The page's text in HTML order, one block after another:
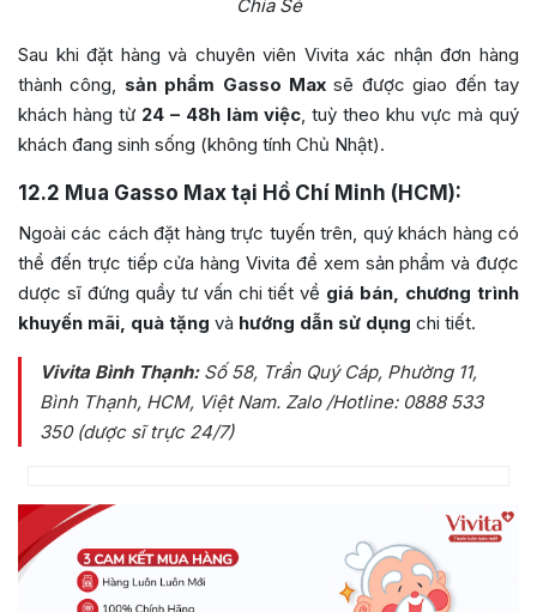
Chia Sẻ
Sau khi đặt hàng và chuyên viên Vivita xác nhận đơn hàng
thành công, sản phẩm Gasso Maxsẽ được giao đến tay
khách hàng từ 24 – 48h làm việc, tuỳ theo khu vực mà quý
khách đang sinh sống (không tính Chủ Nhật).
12.2 Mua Gasso Max tại Hồ Chí Minh (HCM):
Ngoài các cách đặt hàng trực tuyến trên, quý khách hàng có
thể đến trực tiếp cửa hàng Vivita để xem sản phẩm và được
dược sĩ đứng quầy tư vấn chi tiết về giá bán, chương trình
khuyến mãi, quà tặng và hướng dẫn sử dụng chi tiết.
Vivita Bình Thạnh:Số 58, Trần Quý Cáp, Phường 11,
Bình Thạnh, HCM, Việt Nam. Zalo /Hotline: 0888 533
350 (dược sĩ trực 24/7)